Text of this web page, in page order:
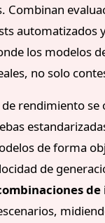
Combinan
automatizados
los modelos
no solo
rendimiento se
de forma
de